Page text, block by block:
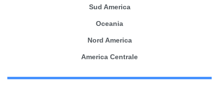
Sud America
Oceania
Nord America
America Centrale